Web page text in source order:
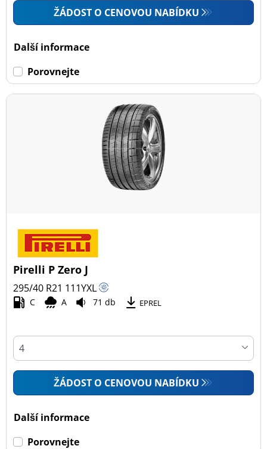
ŽÁDOST O CENOVOU NABÍDKU
Další informace
Porovnejte
Pirelli P Zero J
295/40 R21 111YXL
C A 71 db EPREL
ŽÁDOST O CENOVOU NABÍDKU
Další informace
Porovnejte